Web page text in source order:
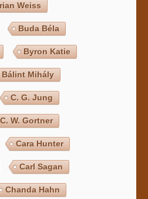
Weiss
Buda Béla
Byron Katie
Bálint Mihály
C. G. Jung
C. W. Gortner
Cara Hunter
Carl Sagan
Chanda Hahn